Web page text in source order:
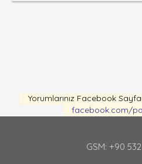
Yorumlarınız Facebook
facebook.com/
GSM: +90